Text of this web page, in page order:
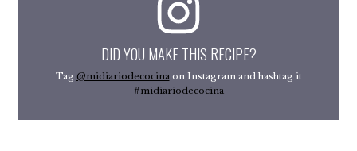
DID YOU MAKE THIS RECIPE?
Tag @midiariodecocinaon Instagram and hashtag it
#midiariodecocina